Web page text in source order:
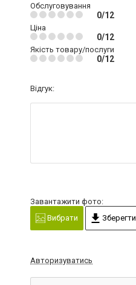
Обслуговування
0/12
Ціна
0/12
Якість товару/послуги
0/12
Відгук:
Завантажити фото:
Вибрати
Зберегти
Авторизуватись